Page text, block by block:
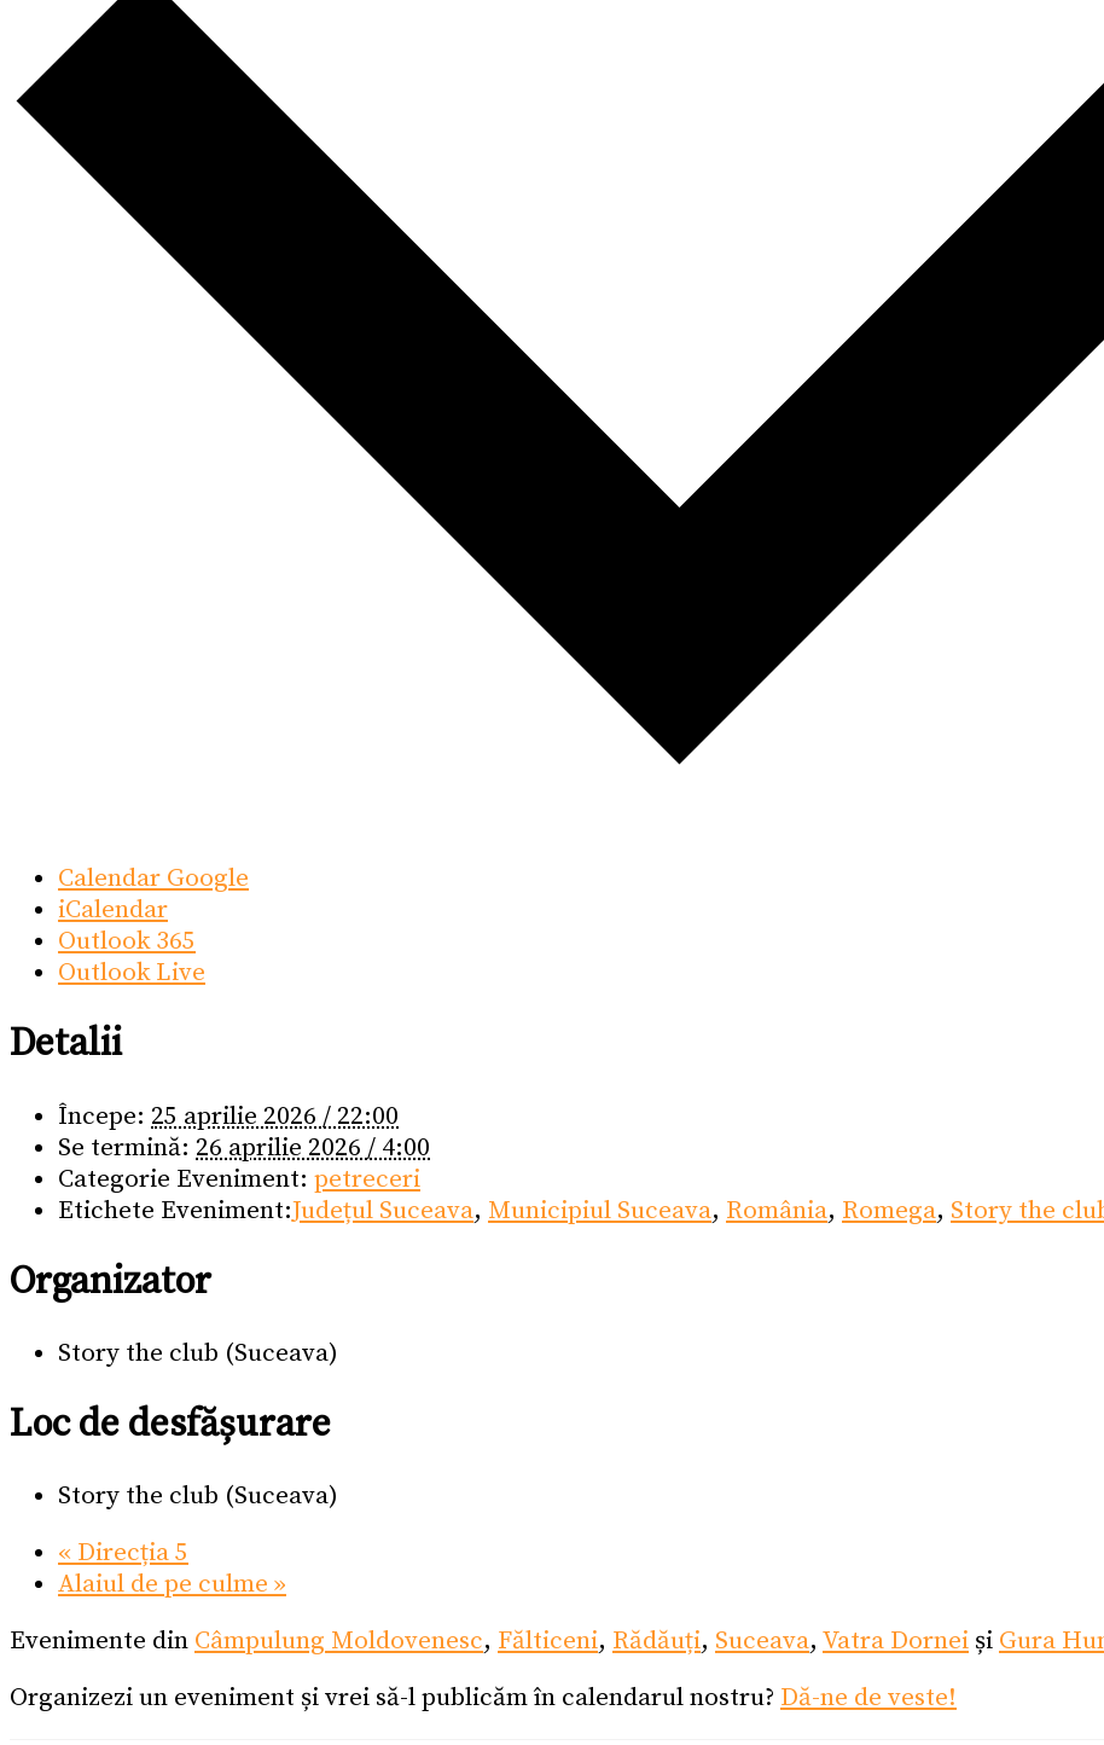
Calendar Google
iCalendar
Outlook 365
Outlook Live
Detalii
Începe: 25 aprilie 2026 / 22:00
Se termină: 26 aprilie 2026 / 4:00
Categorie Eveniment: petreceri
Etichete Eveniment:Județul Suceava, Municipiul Suceava, România, Romega, Story the
Organizator
Story the club (Suceava)
Loc de desfășurare
Story the club (Suceava)
« Direcția 5
Alaiul de pe culme »
Evenimente din Câmpulung Moldovenesc, Fălticeni, Rădăuți, Suceava, Vatra Dornei și Gura
Organizezi un eveniment și vrei să-l publicăm în calendarul nostru? Dă-ne de veste!